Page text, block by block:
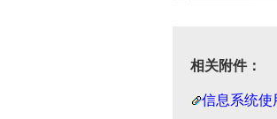
相关附件：
信息系统使